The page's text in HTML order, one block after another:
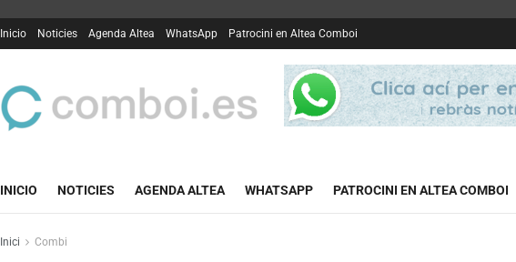
Inicio Noticies Agenda Altea WhatsApp Patrocini en Altea Comboi
INICIO NOTICIES AGENDA ALTEA WHATSAPP PATROCINI EN ALTEA COMBOI
Inici Combi